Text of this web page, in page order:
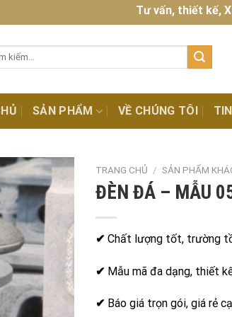
Tư vấn, thiết kế, Xây
SẢN PHẨM VỀ CHÚNG TÔI
TRANG CHỦ / SẢN PHẨM
ĐÈN ĐÁ – MẪU
✔ Chất lượng tốt, trường
✔ Mẫu mã đa dạng, thiết
✔ Báo giá trọn gói, giá rẻ